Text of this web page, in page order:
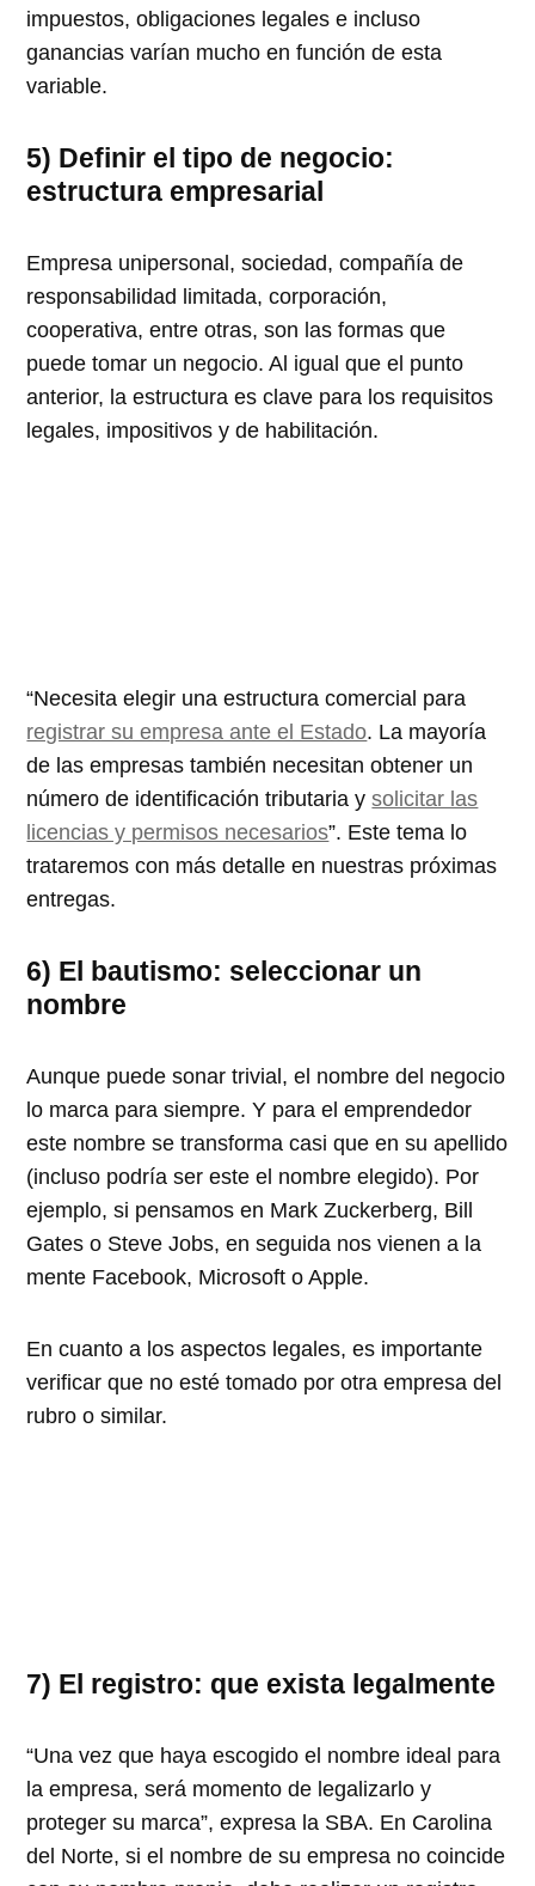
impuestos, obligaciones legales e incluso
ganancias varían mucho en función de esta
variable.
5) Definir el tipo de negocio:
estructura empresarial
Empresa unipersonal, sociedad, compañía de
responsabilidad limitada, corporación,
cooperativa, entre otras, son las formas que
puede tomar un negocio. Al igual que el punto
anterior, la estructura es clave para los requisitos
legales, impositivos y de habilitación.
Necesita elegir una estructura comercial para
registrar su empresa ante el Estado. La mayoría
de las empresas también necesitan obtener un
número de identificación tributaria ysolicitar las
licencias y permisos necesarios . Este tema lo
trataremos con más detalle en nuestras próximas
entregas.
6) El bautismo: seleccionar un
nombre
Aunque puede sonar trivial, el nombre del negocio
lo marca para siempre. Y para el emprendedor
este nombre se transforma casi que en su apellido
(incluso podría ser este el nombre elegido). Por
ejemplo, si pensamos en Mark Zuckerberg, Bill
Gates o Steve Jobs, en seguida nos vienen a la
mente Facebook, Microsoft o Apple.
En cuanto a los aspectos legales, es importante
verificar que no esté tomado por otra empresa del
rubro o similar.
7) El registro: que exista legalmente
Una vez que haya escogido el nombre ideal para
la empresa, será momento de legalizarlo y
proteger su marca , expresa la SBA. En Carolina
del Norte, si el nombre de su empresa no coincide